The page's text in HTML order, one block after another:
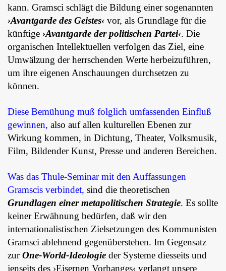
kann. Gramsci schlägt die Bildung einer sogenannten
›Avantgarde des Geistes‹ vor, als Grundlage für die
künftige ›Avantgarde der politischen Partei‹. Die
organischen Intellektuellen verfolgen das Ziel, eine
Umwälzung der herrschenden Werte herbeizuführen,
um ihre eigenen Anschauungen durchsetzen zu
können.
Diese Bemühung muß folglich umfassenden Einfluß
gewinnen, also auf allen kulturellen Ebenen zur
Wirkung kommen, in Dichtung, Theater, Volksmusik,
Film, Bildender Kunst, Presse und anderen Bereichen.
Was das Thule-Seminar mit den Auffassungen
Gramscis verbindet, sind die theoretischen
Grundlagen einer metapolitischen Strategie. Es sollte
keiner Erwähnung bedürfen, daß wir den
internationalistischen Zielsetzungen des Kommunisten
Gramsci ablehnend gegenüberstehen. Im Gegensatz
zurOne-World-Ideologie der Systeme diesseits und
jenseits des ›Eisernen Vorhanges‹ verlangt unsere